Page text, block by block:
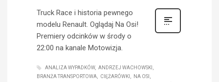
Truck Race i historia pewnego
modelu Renault. Oglądaj Na Osi!
Premiery odcinków w środy o
22:00 na kanale Motowizja.
ANALIZA WYPADKÓW
ANDRZEJ WACHOWSKI
BRANŻA TRANSPORTOWA
CIĘŻARÓWKI
NA OSI